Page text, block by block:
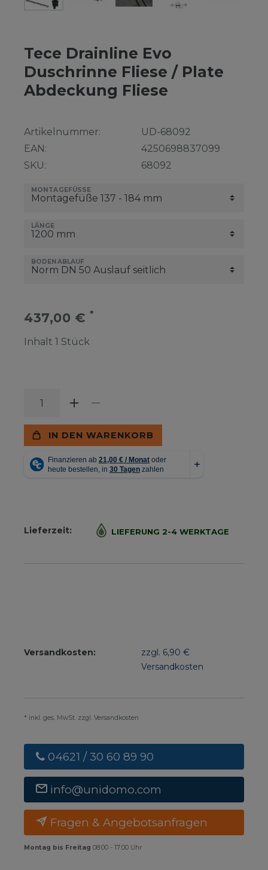
Tece Drainline Evo
Duschrinne Fliese / Plate
Abdeckung Fliese
Artikelnummer:
EAN:
SKU:
UD-68092
4250698837099
68092
MONTAGEFÜSSE
LÄNGE
BODENABLAUF
437,00 € *
Inhalt 1 Stück
IN DEN WARENKORB
Lieferzeit: LIEFERUNG 2-4 WERKTAGE
Versandkosten:
zzgl. 6,90 €
Versandkosten
* inkl. ges. MwSt. zzgl. Versandkosten
04621 / 30 60 89 90
info@unidomo.com
Fragen & Angebotsanfragen
Montag bis Freitag 08:00 - 17:00 Uhr